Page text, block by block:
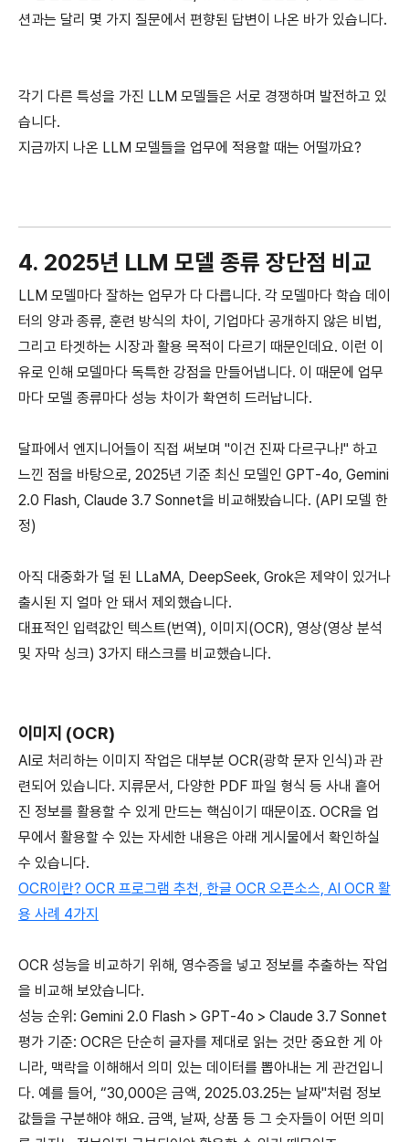
션과는 달리 몇 가지 질문에서 편향된 답변이 나온 바가 있습니다.
각기 다른 특성을 가진 LLM 모델들은 서로 경쟁하며 발전하고 있
습니다.
지금까지 나온 LLM 모델들을 업무에 적용할 때는 어떨까요?
4. 2025년 LLM 모델 종류 장단점 비교
LLM 모델마다 잘하는 업무가 다 다릅니다. 각 모델마다 학습 데이
터의 양과 종류, 훈련 방식의 차이, 기업마다 공개하지 않은 비법,
그리고 타겟하는 시장과 활용 목적이 다르기 때문인데요. 이런 이
유로 인해 모델마다 독특한 강점을 만들어냅니다. 이 때문에 업무
마다 모델 종류마다 성능 차이가 확연히 드러납니다.
달파에서 엔지니어들이 직접 써보며 "이건 진짜 다르구나!" 하고
느낀 점을 바탕으로, 2025년 기준 최신 모델인 GPT-4o, Gemini
2.0 Flash, Claude 3.7 Sonnet을 비교해봤습니다. (API 모델 한
정)
아직 대중화가 덜 된 LLaMA, DeepSeek, Grok은 제약이 있거나
출시된 지 얼마 안 돼서 제외했습니다.
대표적인 입력값인 텍스트(번역), 이미지(OCR), 영상(영상 분석
및 자막 싱크) 3가지 태스크를 비교했습니다.
이미지 (OCR)
AI로 처리하는 이미지 작업은 대부분 OCR(광학 문자 인식)과 관
련되어 있습니다. 지류문서, 다양한 PDF 파일 형식 등 사내 흩어
진 정보를 활용할 수 있게 만드는 핵심이기 때문이죠. OCR을 업
무에서 활용할 수 있는 자세한 내용은 아래 게시물에서 확인하실
수 있습니다.
OCR이란? OCR 프로그램 추천, 한글 OCR 오픈소스, AI OCR 활
용 사례 4가지
OCR 성능을 비교하기 위해, 영수증을 넣고 정보를 추출하는 작업
을 비교해 보았습니다.
성능 순위: Gemini 2.0 Flash > GPT-4o > Claude 3.7 Sonnet
평가 기준: OCR은 단순히 글자를 제대로 읽는 것만 중요한 게 아
니라, 맥락을 이해해서 의미 있는 데이터를 뽑아내는 게 관건입니
다. 예를 들어, “30,000은 금액, 2025.03.25는 날짜"처럼 정보
값들을 구분해야 해요. 금액, 날짜, 상품 등 그 숫자들이 어떤 의미